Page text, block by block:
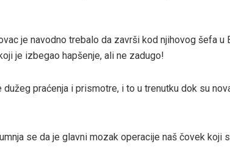
je navodno trebalo da završi kod njihovog šefa
je izbegao hapšenje, ali ne zadugo!
praćenja i prismotre, i to u trenutku dok su
se da je glavni mozak operacije naš čovek koji